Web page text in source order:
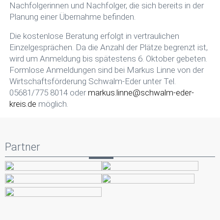
Nachfolgerinnen und Nachfolger, die sich bereits in der
Planung einer Übernahme befinden.
Die kostenlose Beratung erfolgt in vertraulichen
Einzelgesprächen. Da die Anzahl der Plätze begrenzt ist,
wird um Anmeldung bis spätestens 6. Oktober gebeten.
Formlose Anmeldungen sind bei Markus Linne von der
Wirtschaftsförderung Schwalm-Eder unter Tel.
05681/775 8014 oder markus.linne@schwalm-eder-
kreis.de möglich.
Partner